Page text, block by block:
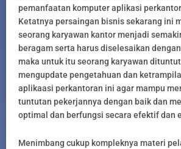
pemanfaatan komputer aplikasi
Ketatnya persaingan bisnis sekarang ini
seorang karyawan kantor menjadi
beragam serta harus diselesaikan
maka untuk itu seorang karyawan
mengupdate pengetahuan dan
aplikaasi perkantoran ini agar mampu
tuntutan pekerjannya dengan baik dan
optimal dan berfungsi secara efektif dan
Menimbang cukup kompleknya materi